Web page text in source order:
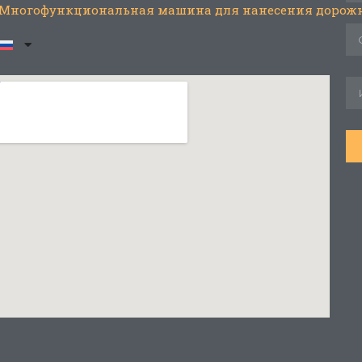
машина для нанесения